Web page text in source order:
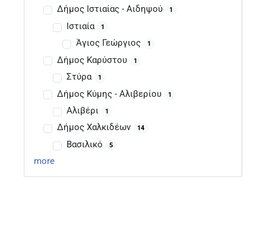
Δήμος Ιστιαίας - Αιδηψού 1
Ιστιαία 1
Άγιος Γεώργιος 1
Δήμος Καρύστου 1
Στύρα 1
Δήμος Κύμης - Αλιβερίου 1
Αλιβέρι 1
Δήμος Χαλκιδέων 14
Βασιλικό 5
more